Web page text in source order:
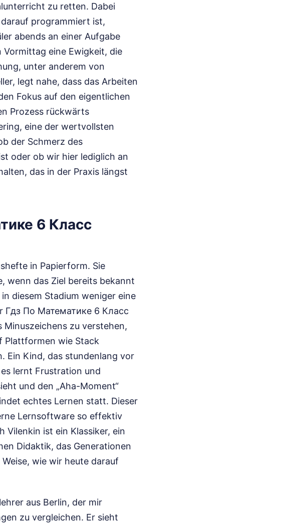
zu retten. Dabei
programmiert ist,
abends an einer Aufgabe
eine Ewigkeit, die
unter anderem von
legt nahe, dass das Arbeiten
Fokus auf den eigentlichen
Prozess rückwärts
eine der wertvollsten
der Schmerz des
oder ob wir hier lediglich an
das in der Praxis längst
6 Класс
in Papierform. Sie
wenn das Ziel bereits bekannt
diesem Stadium weniger eine
Гдз По Математике 6 Класс
zu verstehen,
Plattformen wie Stack
Ein Kind, das stundenlang vor
lernt Frustration und
und den „Aha-Moment“
echtes Lernen statt. Dieser
Lernsoftware so effektiv
ist ein Klassiker, ein
Didaktik, das Generationen
wie wir heute darauf
aus Berlin, der mir
zu vergleichen. Er sieht